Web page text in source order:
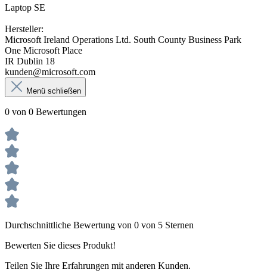
Laptop SE
Hersteller:
Microsoft Ireland Operations Ltd. South County Business Park
One Microsoft Place
IR Dublin 18
kunden@microsoft.com
Menü schließen
0 von 0 Bewertungen
Durchschnittliche Bewertung von 0 von 5 Sternen
Bewerten Sie dieses Produkt!
Teilen Sie Ihre Erfahrungen mit anderen Kunden.